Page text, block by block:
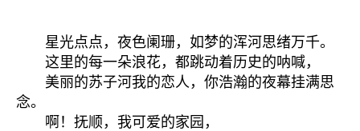
星光点点，夜色阑珊，如梦的浑河思绪万千。
这里的每一朵浪花，都跳动着历史的呐喊，
美丽的苏子河我的恋人，你浩瀚的夜幕挂满思
念。
啊！抚顺，我可爱的家园，